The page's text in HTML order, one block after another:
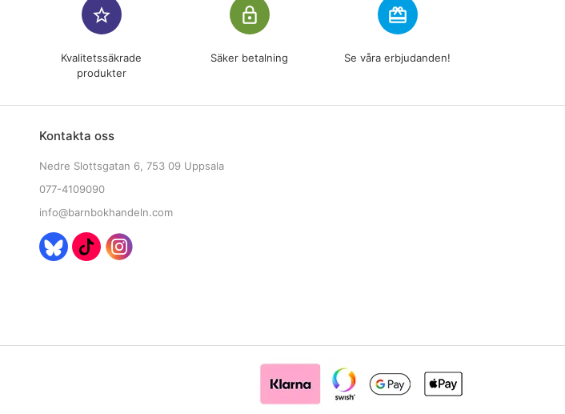
star_border
Kvalitetssäkrade
produkter
lock_outline
Säker betalning
redeem
Se våra erbjudanden!
Kontakta oss
Nedre Slottsgatan 6, 753 09 Uppsala
077-4109090
info@barnbokhandeln.com